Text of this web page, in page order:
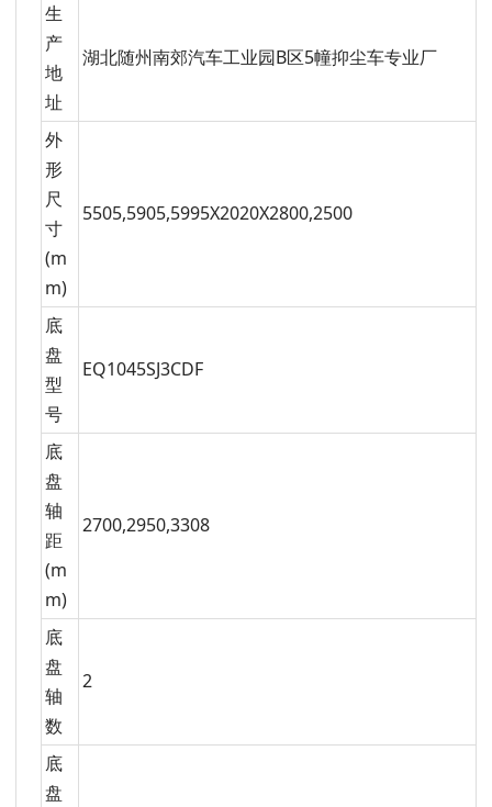
生
产
地
址
湖北随州南郊汽车工业园B区5幢抑尘车专业厂
外
形
尺
寸
(m
m)
5505,5905,5995X2020X2800,2500
底
盘
型
号
EQ1045SJ3CDF
底
盘
轴
距
(m
m)
2700,2950,3308
底
盘
轴
数
2
底
盘